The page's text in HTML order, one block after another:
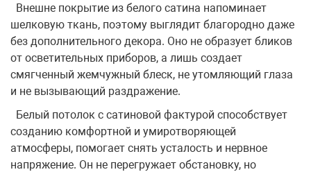
Внешне покрытие из белого сатина напоминает
шелковую ткань, поэтому выглядит благородно даже
без дополнительного декора. Оно не образует бликов
от осветительных приборов, а лишь создает
смягченный жемчужный блеск, не утомляющий глаза
и не вызывающий раздражение.
Белый потолок с сатиновой фактурой способствует
созданию комфортной и умиротворяющей
атмосферы, помогает снять усталость и нервное
напряжение. Он не перегружает обстановку, но